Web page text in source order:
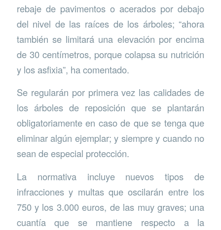
rebaje de pavimentos o acerados por debajo
del nivel de las raíces de los árboles; “ahora
también se limitará una elevación por encima
de 30 centímetros, porque colapsa su nutrición
y los asfixia”, ha comentado.
Se regularán por primera vez las calidades de
los árboles de reposición que se plantarán
obligatoriamente en caso de que se tenga que
eliminar algún ejemplar; y siempre y cuando no
sean de especial protección.
La normativa incluye nuevos tipos de
infracciones y multas que oscilarán entre los
750 y los 3.000 euros, de las muy graves; una
cuantía que se mantiene respecto a la